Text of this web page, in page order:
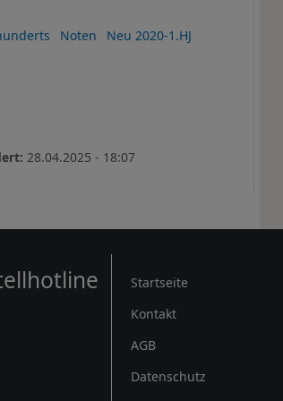
Noten
Neu 2020-1.HJ
28.04.2025 - 18:07
Rechtliches
Startseite
Kontakt
AGB
Datenschutz